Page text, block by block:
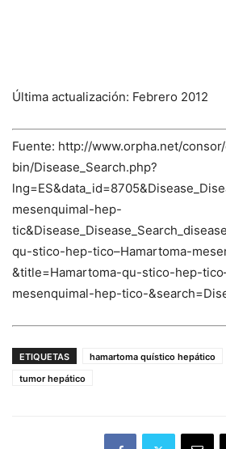
Última actualización: Febrero 2012
Fuente: http://www.orpha.net/
bin/Disease_Search.php?
mesenquimal-hep-
qu-stico-hep-tico–Hamartoma-
&title=Hamartoma-qu-stico-hep-
mesenquimal-hep-tico-
ETIQUETAS hamartoma quístico hepático
tumor hepático